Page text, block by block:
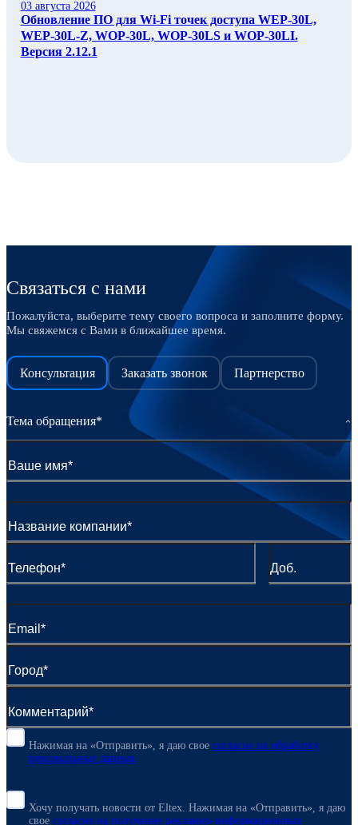
03 августа 2026
Обновление ПО для Wi-Fi точек доступа WEP-30L,
WEP-30L-Z, WOP-30L, WOP-30LS и WOP-30LI.
Версия 2.12.1
Связаться с нами
Пожалуйста, выберите тему своего вопроса и заполните форму.
Мы свяжемся с Вами в ближайшее время.
Консультация Заказать звонок Партнерство
Тема обращения*
Нажимая на «Отправить», я даю свое согласие на обработку
персональных данных
Хочу получать новости от Eltex. Нажимая на «Отправить», я даю
свое согласие на получение рекламно-информационных